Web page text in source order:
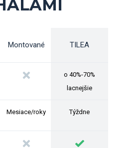
Montované TILEA
o 40%-70%
lacnejšie
Mesiace/roky Týždne